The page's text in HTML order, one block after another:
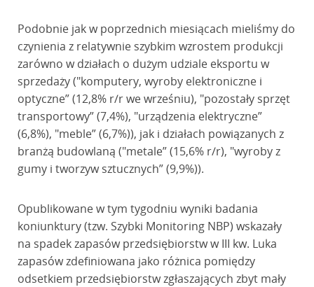
Podobnie jak w poprzednich miesiącach mieliśmy do
czynienia z relatywnie szybkim wzrostem produkcji
zarówno w działach o dużym udziale eksportu w
sprzedaży ("komputery, wyroby elektroniczne i
optyczne” (12,8% r/r we wrześniu), "pozostały sprzęt
transportowy” (7,4%), "urządzenia elektryczne”
(6,8%), "meble” (6,7%)), jak i działach powiązanych z
branżą budowlaną ("metale” (15,6% r/r), "wyroby z
gumy i tworzyw sztucznych” (9,9%)).
Opublikowane w tym tygodniu wyniki badania
koniunktury (tzw. Szybki Monitoring NBP) wskazały
na spadek zapasów przedsiębiorstw w III kw. Luka
zapasów zdefiniowana jako różnica pomiędzy
odsetkiem przedsiębiorstw zgłaszających zbyt mały